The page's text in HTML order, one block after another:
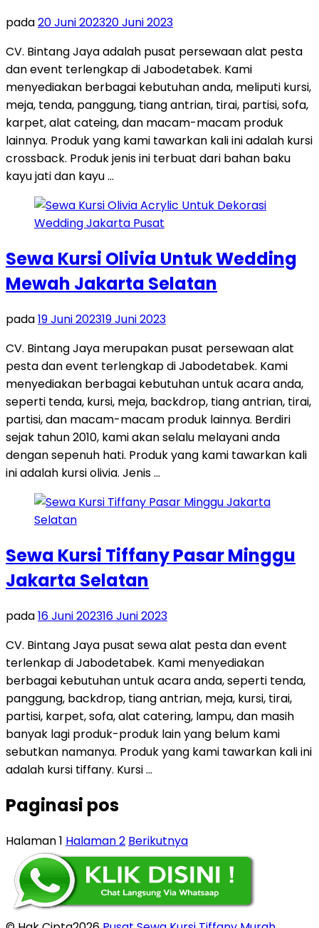
pada20 Juni 202320 Juni 2023
CV. Bintang Jaya adalah pusat persewaan alat pesta
dan event terlengkap di Jabodetabek. Kami
menyediakan berbagai kebutuhan anda, meliputi kursi,
meja, tenda, panggung, tiang antrian, tirai, partisi, sofa,
karpet, alat cateing, dan macam-macam produk
lainnya. Produk yang kami tawarkan kali ini adalah kursi
crossback. Produk jenis ini terbuat dari bahan baku
kayu jati dan kayu …
Sewa Kursi Olivia Untuk Wedding
Mewah Jakarta Selatan
pada19 Juni 202319 Juni 2023
CV. Bintang Jaya merupakan pusat persewaan alat
pesta dan event terlengkap di Jabodetabek. Kami
menyediakan berbagai kebutuhan untuk acara anda,
seperti tenda, kursi, meja, backdrop, tiang antrian, tirai,
partisi, dan macam-macam produk lainnya. Berdiri
sejak tahun 2010, kami akan selalu melayani anda
dengan sepenuh hati. Produk yang kami tawarkan kali
ini adalah kursi olivia. Jenis …
Sewa Kursi Tiffany Pasar Minggu
Jakarta Selatan
pada16 Juni 202316 Juni 2023
CV. Bintang Jaya pusat sewa alat pesta dan event
terlenkap di Jabodetabek. Kami menyediakan
berbagai kebutuhan untuk acara anda, seperti tenda,
panggung, backdrop, tiang antrian, meja, kursi, tirai,
partisi, karpet, sofa, alat catering, lampu, dan masih
banyak lagi produk-produk lain yang belum kami
sebutkan namanya. Produk yang kami tawarkan kali ini
adalah kursi tiffany. Kursi …
Paginasi pos
Halaman1 Halaman2 Berikutnya